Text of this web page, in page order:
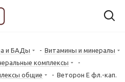
и БАДы - Витамины и минералы
комплексы
-
общие
- Веторон Е фл.-кап.